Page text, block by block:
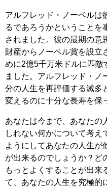
アルフレッド・ノーベルは
るであろうかということを
されました。彼の最期の意
財産からノーベル賞を設立
めに2億5千万米ドルに匹敵
ました。アルフレッド・ノ
分の人生を再評価する滅多
変えるのに十分な長寿を保
あなたは今まで、あなたの
しれない何かについて考え
ようにしてあなたの人生が
が出来るのでしょうか？ど
もっとよくすることが出来
て、あなたの人生を究極的